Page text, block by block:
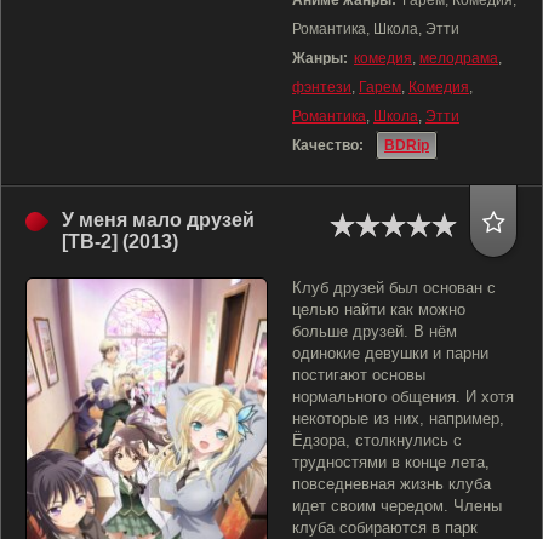
Романтика, Школа, Этти
Жанры: комедия, мелодрама,
фэнтези, Гарем, Комедия,
Романтика, Школа, Этти
Качество:
BDRip
У меня мало друзей
[ТВ-2] (2013)
Клуб друзей был основан с
целью найти как можно
больше друзей. В нём
одинокие девушки и парни
постигают основы
нормального общения. И хотя
некоторые из них, например,
Ёдзора, столкнулись с
трудностями в конце лета,
повседневная жизнь клуба
идет своим чередом. Члены
клуба собираются в парк